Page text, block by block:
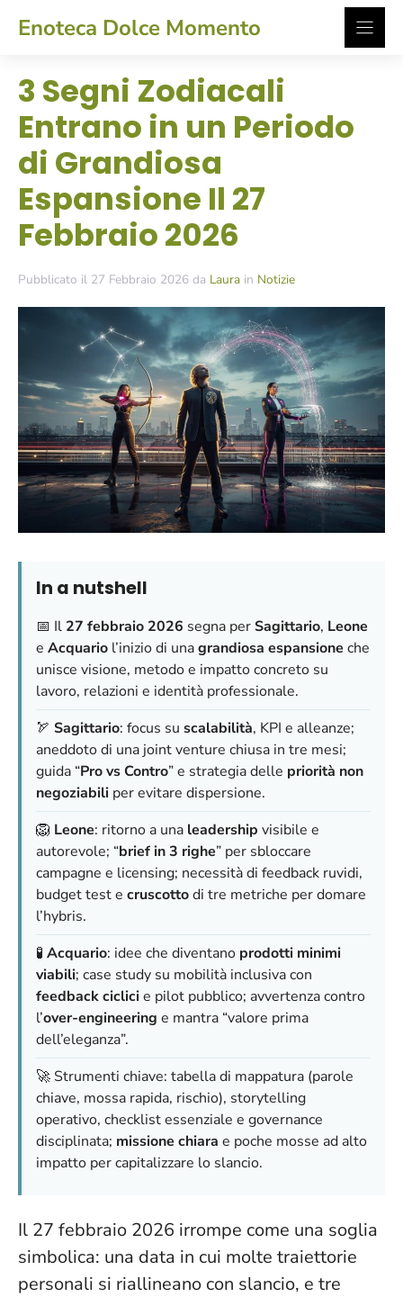
Enoteca Dolce Momento
3 Segni Zodiacali
Entrano in un Periodo
di Grandiosa
Espansione Il 27
Febbraio 2026
Pubblicato il 27 Febbraio 2026 da Laura in Notizie
In a nutshell
📅 Il 27 febbraio 2026 segna perSagittario, Leone
e Acquario l’inizio di unagrandiosa espansione che
unisce visione, metodo e impatto concreto su
lavoro, relazioni e identità professionale.
🏹 Sagittario: focus su scalabilità, KPI e alleanze;
aneddoto di una joint venture chiusa in tre mesi;
guida “Pro vs Contro” e strategia delle priorità non
negoziabili per evitare dispersione.
🦁 Leone: ritorno a una leadership visibile e
autorevole; “brief in 3 righe” per sbloccare
campagne e licensing; necessità di feedback ruvidi,
budget test e cruscottodi tre metriche per domare
l’hybris.
🧪 Acquario: idee che diventano prodotti minimi
viabili; case study su mobilità inclusiva con
feedback ciclicie pilot pubblico; avvertenza contro
l’over-engineering e mantra “valore prima
dell’eleganza”.
🚀 Strumenti chiave: tabella di mappatura (parole
chiave, mossa rapida, rischio), storytelling
operativo, checklist essenziale e governance
disciplinata; missione chiara e poche mosse ad alto
impatto per capitalizzare lo slancio.
Il 27 febbraio 2026 irrompe come una soglia
simbolica: una data in cui molte traiettorie
personali si riallineano con slancio, e tre